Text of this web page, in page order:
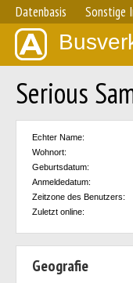
Datenbasis Sonstige
Serious
Echter Name:
Wohnort:
Geburtsdatum:
Anmeldedatum:
Zeitzone des Benutzers:
Zuletzt online:
Geografie